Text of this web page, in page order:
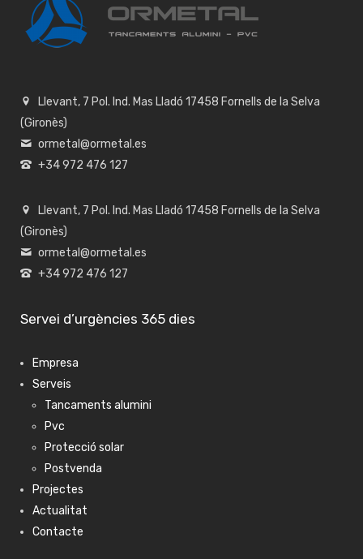
Llevant, 7 Pol. Ind. Mas Lladó 17458 Fornells de la Selva
(Gironès)
ormetal@ormetal.es
+34 972 476 127
Llevant, 7 Pol. Ind. Mas Lladó 17458 Fornells de la Selva
(Gironès)
ormetal@ormetal.es
+34 972 476 127
Servei d’urgències 365 dies
Empresa
Serveis
Tancaments alumini
Pvc
Protecció solar
Postvenda
Projectes
Actualitat
Contacte